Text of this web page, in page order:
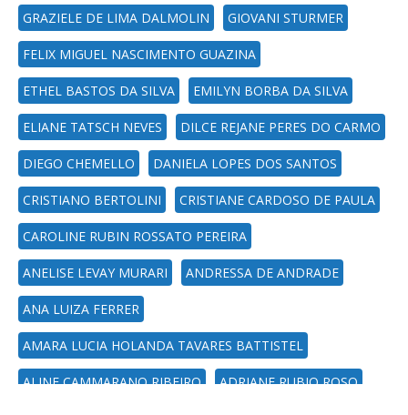
GRAZIELE DE LIMA DALMOLIN GIOVANI STURMER
FELIX MIGUEL NASCIMENTO GUAZINA
ETHEL BASTOS DA SILVA EMILYN BORBA DA SILVA
ELIANE TATSCH NEVES DILCE REJANE PERES DO CARMO
DIEGO CHEMELLO DANIELA LOPES DOS SANTOS
CRISTIANO BERTOLINI CRISTIANE CARDOSO DE PAULA
CAROLINE RUBIN ROSSATO PEREIRA
ANELISE LEVAY MURARI ANDRESSA DE ANDRADE
ANA LUIZA FERRER
AMARA LUCIA HOLANDA TAVARES BATTISTEL
ALINE CAMMARANO RIBEIRO ADRIANE RUBIO ROSO